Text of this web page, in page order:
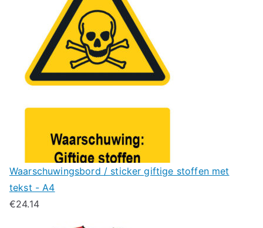
Waarschuwingsbord / sticker giftige stoffen met
tekst - A4
€24.14